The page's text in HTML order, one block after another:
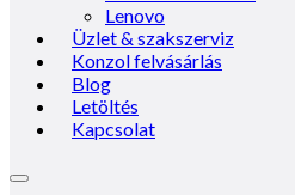
Lenovo
Üzlet & szakszerviz
Konzol felvásárlás
Blog
Letöltés
Kapcsolat